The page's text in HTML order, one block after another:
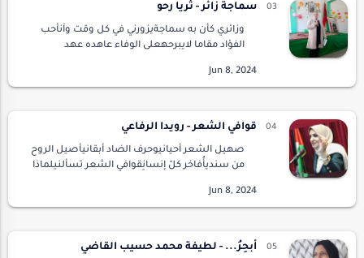
سماجة زائر - ثريا رحو
وزائري كأن به سماجةيزورني في كل وقت وآنأحب
الفؤاد مقاما لايبرحهعلى الوفاء عاهده عهد
وهو القاحل الظمآنيتوضأ من نبعه بنية
قوافي الشعر - رويدا الرفاعي
صهيل الشعر أحيانيوحرف الضاد أبقانيأصيل الروح
من سنديأُفاخر كلّ إنسانِقوافي الشعر تسألنيلماذا
يرعانيوكلّ الويح يا قلبيتراك تثير حرمانيحروفي …
أبحِرُ... - لطيفة محمد حسيب القاضي